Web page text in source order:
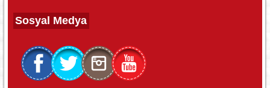
Sosyal Medya